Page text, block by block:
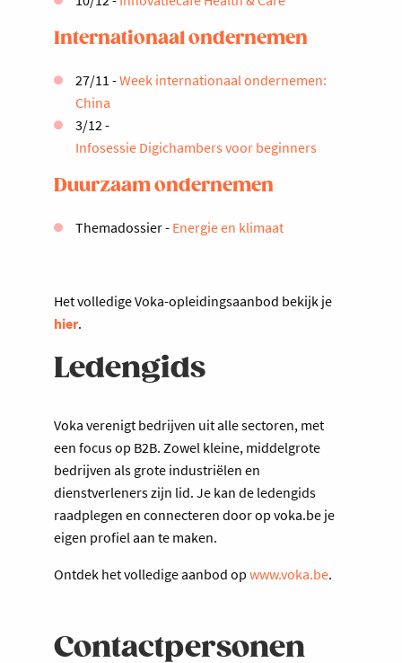
Internationaal ondernemen
27/11 -Week internationaal ondernemen:
China
3/12 -
Infosessie Digichambers voor beginners
Duurzaam ondernemen
Themadossier - Energie en klimaat
Het volledige Voka-opleidingsaanbod bekijk je
hier.
Ledengids
Voka verenigt bedrijven uit alle sectoren, met
een focus op B2B. Zowel kleine, middelgrote
bedrijven als grote industriëlen en
dienstverleners zijn lid. Je kan de ledengids
raadplegen en connecteren door op voka.be je
eigen profiel aan te maken.
Ontdek het volledige aanbod op www.voka.be.
Contactpersonen